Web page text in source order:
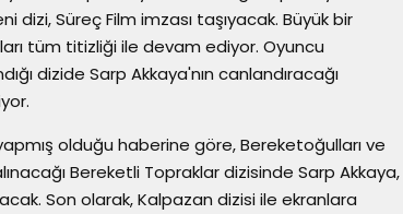
Süreç Film imzası taşıyacak. Büyük bir
tüm titizliği ile devam ediyor. Oyuncu
dizide Sarp Akkaya'nın canlandıracağı
olduğu haberine göre, Bereketoğulları ve
Bereketli Topraklar dizisinde Sarp Akkaya,
Son olarak, Kalpazan dizisi ile ekranlara